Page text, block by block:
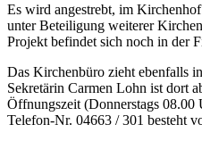
Es wird angestrebt, im
unter Beteiligung weiterer
Projekt befindet sich noch in der
Das Kirchenbüro zieht ebenfalls
Sekretärin Carmen Lohn ist dort
Öffnungszeit (Donnerstags
Telefon-Nr. 04663 / 301 besteht